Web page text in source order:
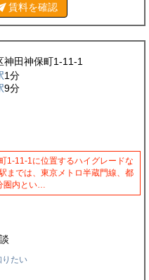
賃料を確認
神田神保町1-11-1
1分
9分
1-11-1に位置するハイグレードな
までは、東京メトロ半蔵門線、都
圏内とい…
りたい